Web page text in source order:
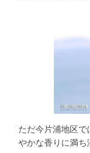
ただ今片浦地区
やかな香りに満ち